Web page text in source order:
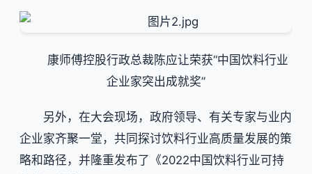
康师傅控股行政总裁陈应让荣获“中国饮料行业
企业家突出成就奖”
另外，在大会现场，政府领导、有关专家与业内
企业家齐聚一堂，共同探讨饮料行业高质量发展的策
略和路径，并隆重发布了《2022中国饮料行业可持